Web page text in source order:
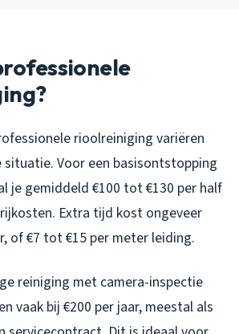
rioolreiniging variëren
situatie. Voor een basisontstopping
je gemiddeld €100 tot €130 per half
Extra tijd kost ongeveer
of €7 tot €15 per meter leiding.
reiniging met camera-inspectie
vaak bij €200 per jaar, meestal als